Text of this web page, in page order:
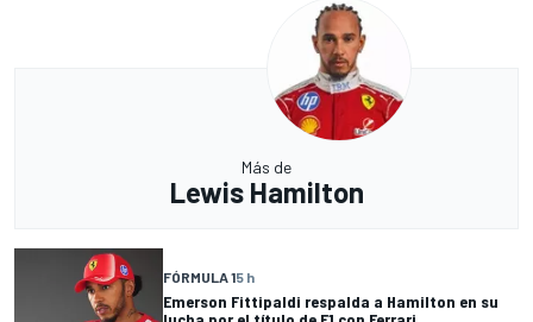
Más de
Lewis Hamilton
FÓRMULA 15 h
Emerson Fittipaldi respalda a Hamilton en su